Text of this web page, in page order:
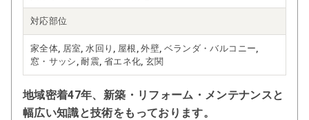
対応部位
家全体, 居室, 水回り, 屋根, 外壁, ベランダ・バルコニー,
窓・サッシ, 耐震, 省エネ化, 玄関
地域密着47年、新築・リフォーム・メンテナンスと
幅広い知識と技術をもっております。